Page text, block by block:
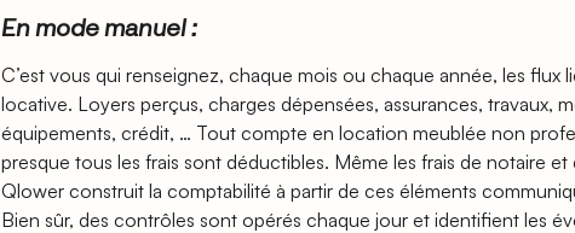
En mode manuel :
C’est vous qui renseignez, chaque mois ou chaque année, les flux
locative. Loyers perçus, charges dépensées, assurances, travaux,
équipements, crédit, … Tout compte en location meublée non
presque tous les frais sont déductibles. Même les frais de notaire et
Qlower construit la comptabilité à partir de ces éléments
Bien sûr, des contrôles sont opérés chaque jour et identifient les